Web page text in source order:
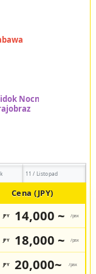
11 / Listopad
Cena (JPY)
JPY 14,000 ~ /pax
JPY 18,000 ~ /pax
JPY 20,000~ /pax